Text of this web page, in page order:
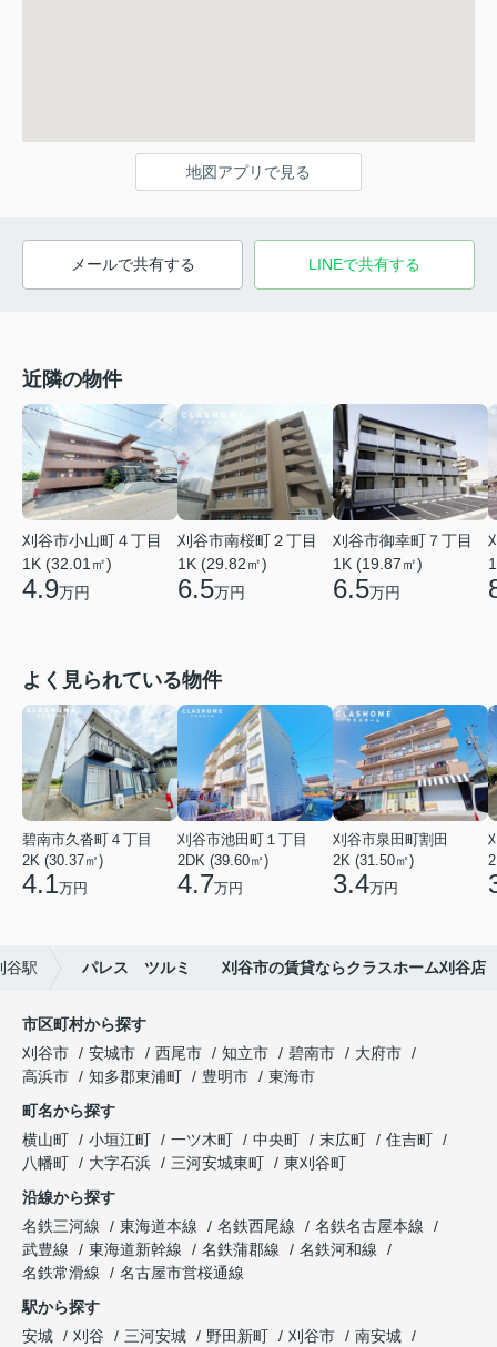
地図アプリで見る
メールで共有する LINEで共有する
近隣の物件
刈谷市小山町４丁目
1K (32.01㎡)
4.9万円
刈谷市南桜町２丁目
1K (29.82㎡)
6.5万円
刈谷市御幸町７丁目
1K (19.87㎡)
6.5万円
よく見られている物件
碧南市久沓町４丁目
2K (30.37㎡)
4.1万円
刈谷市池田町１丁目
2DK (39.60㎡)
4.7万円
刈谷市泉田町割田
2K (31.50㎡)
3.4万円
谷駅 パレス ツルミ 刈谷市の賃貸ならクラスホーム刈谷店
市区町村から探す
刈谷市
安城市 西尾市 知立市 碧南市
大府市
高浜市
知多郡東浦町 豊明市
東海市
町名から探す
横山町
小垣江町 一ツ木町 中央町 末広町
住吉町
八幡町
大字石浜 三河安城東町
東刈谷町
沿線から探す
名鉄三河線
東海道本線 名鉄西尾線
名鉄名古屋本線
武豊線
東海道新幹線 名鉄蒲郡線
名鉄河和線
名鉄常滑線
名古屋市営桜通線
駅から探す
安城
刈谷 三河安城 野田新町 刈谷市
南安城